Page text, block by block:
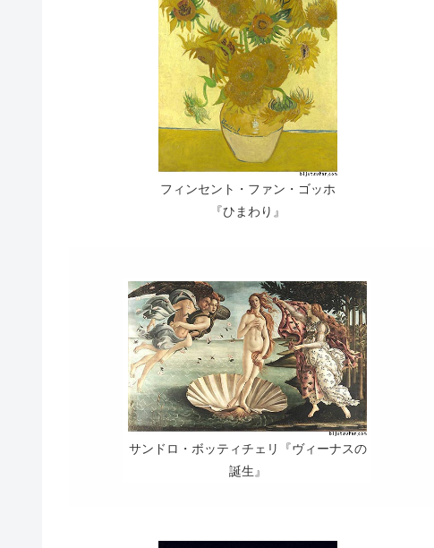
フィンセント・ファン・ゴッホ
『ひまわり』
サンドロ・ボッティチェリ『ヴィーナスの
誕生』